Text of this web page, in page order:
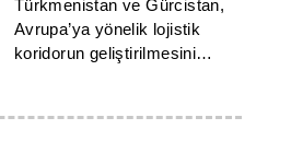
Türkmenistan ve Gürcistan,
Avrupa’ya yönelik lojistik
koridorun geliştirilmesini